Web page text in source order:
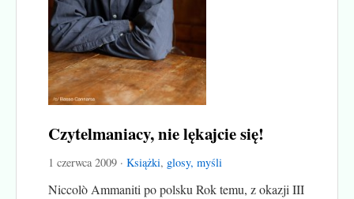
Czytelmaniacy, nie lękajcie się!
1 czerwca 2009 · Książki, glosy, myśli
Niccolò Ammaniti po polsku Rok temu, z okazji III